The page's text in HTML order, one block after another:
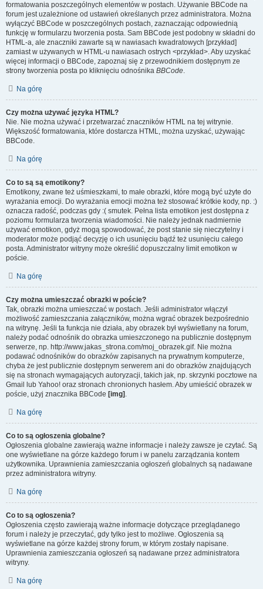
formatowania poszczególnych elementów w postach. Używanie BBCode na
forum jest uzależnione od ustawień określanych przez administratora. Można
wyłączyć BBCode w poszczególnych postach, zaznaczając odpowiednią
funkcję w formularzu tworzenia posta. Sam BBCode jest podobny w składni do
HTML-a, ale znaczniki zawarte są w nawiasach kwadratowych [przykład]
zamiast w używanych w HTML-u nawiasach ostrych <przykład>. Aby uzyskać
więcej informacji o BBCode, zapoznaj się z przewodnikiem dostępnym ze
strony tworzenia posta po kliknięciu odnośnika BBCode.
Na górę
Czy można używać języka HTML?
Nie. Nie można używać i przetwarzać znaczników HTML na tej witrynie.
Większość formatowania, które dostarcza HTML, można uzyskać, używając
BBCode.
Na górę
Co to są są emotikony?
Emotikony, zwane też uśmieszkami, to małe obrazki, które mogą być użyte do
wyrażania emocji. Do wyrażania emocji można też stosować krótkie kody, np. :)
oznacza radość, podczas gdy :( smutek. Pełna lista emotikon jest dostępna z
poziomu formularza tworzenia wiadomości. Nie należy jednak nadmiernie
używać emotikon, gdyż mogą spowodować, że post stanie się nieczytelny i
moderator może podjąć decyzję o ich usunięciu bądź też usunięciu całego
posta. Administrator witryny może określić dopuszczalny limit emotikon w
poście.
Na górę
Czy można umieszczać obrazki w poście?
Tak, obrazki można umieszczać w postach. Jeśli administrator włączył
możliwość zamieszczania załączników, można wgrać obrazek bezpośrednio
na witrynę. Jeśli ta funkcja nie działa, aby obrazek był wyświetlany na forum,
należy podać odnośnik do obrazka umieszczonego na publicznie dostępnym
serwerze, np. http://www.jakas_strona.com/moj_obrazek.gif. Nie można
podawać odnośników do obrazków zapisanych na prywatnym komputerze,
chyba że jest publicznie dostępnym serwerem ani do obrazków znajdujących
się na stronach wymagających autoryzacji, takich jak, np. skrzynki pocztowe na
Gmail lub Yahoo! oraz stronach chronionych hasłem. Aby umieścić obrazek w
poście, użyj znacznika BBCode [img] .
Na górę
Co to są ogłoszenia globalne?
Ogłoszenia globalne zawierają ważne informacje i należy zawsze je czytać. Są
one wyświetlane na górze każdego forum i w panelu zarządzania kontem
użytkownika. Uprawnienia zamieszczania ogłoszeń globalnych są nadawane
przez administratora witryny.
Na górę
Co to są ogłoszenia?
Ogłoszenia często zawierają ważne informacje dotyczące przeglądanego
forum i należy je przeczytać, gdy tylko jest to możliwe. Ogłoszenia są
wyświetlane na górze każdej strony forum, w którym zostały napisane.
Uprawnienia zamieszczania ogłoszeń są nadawane przez administratora
witryny.
Na górę